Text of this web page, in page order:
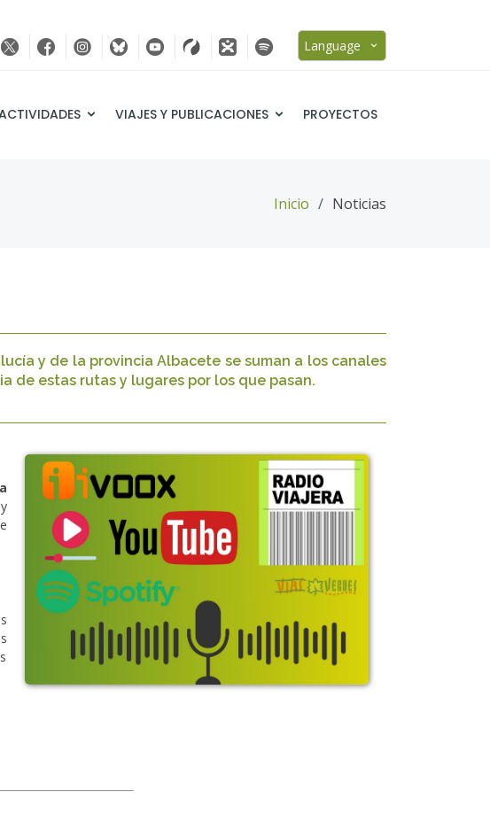
Language
VIAJES Y PUBLICACIONES PROYECTOS
Inicio Noticias
y de la provincia Albacete se suman a los canales
de estas rutas y lugares por los que pasan.